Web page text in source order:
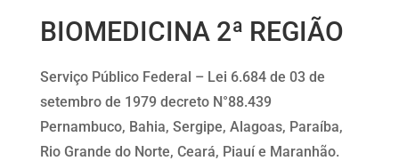
BIOMEDICINA 2ª REGIÃO
Serviço Público Federal – Lei 6.684 de 03 de
setembro de 1979 decreto N°88.439
Pernambuco, Bahia, Sergipe, Alagoas, Paraíba,
Rio Grande do Norte, Ceará, Piauí e Maranhão.